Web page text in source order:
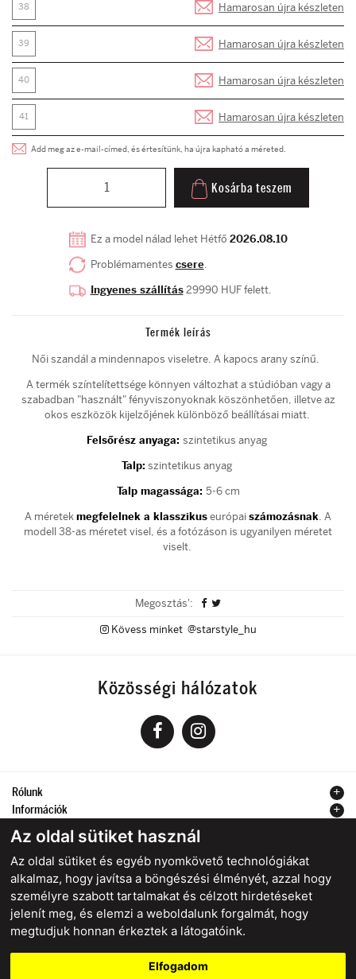
Az oldal sütiket használ
Az oldal sütiket és egyéb nyomkövető technológiákat
alkalmaz, hogy javítsa a böngészési élményét, azzal hogy
személyre szabott tartalmakat és célzott hirdetéseket
jelenít meg, és elemzi a weboldalunk forgalmát, hogy
megtudjuk honnan érkeztek a látogatóink.
Elfogadom
38 Hamarosan újra készleten
39 Hamarosan újra készleten
40 Hamarosan újra készleten
41 Hamarosan újra készleten
Add meg az e-mail-címed, és értesítünk, ha újra kapható a méreted.
Kosárba teszem
Ez a model nálad lehet Hétfő 2026.08.10
Problémamentes csere.
Ingyenes szállítás29990 HUF felett.
Termék leírás
Női szandál a mindennapos viseletre. A kapocs arany színű.
A termék színtelítettsége könnyen változhat a stúdióban vagy a
szabadban "használt" fényviszonyoknak köszönhetően, illetve az
okos eszközök kijelzőjének különböző beállításai miatt.
Felsőrész anyaga: szintetikus anyag
Talp: szintetikus anyag
Talp magassága: 5-6 cm
A méretek megfelelnek a klasszikus európai számozásnak . A
modell 38-as méretet visel, és a fotózáson is ugyanilyen méretet
viselt.
Megosztás':
Kövess minket @starstyle_hu
Közösségi hálózatok
Rólunk
Információk
Kapcsolat
starstyle.cz